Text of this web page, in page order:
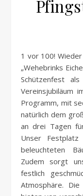
1 vor 100! Wieder 3 tolle Tage mit Partylaune unter
„Wehebrinks
Schützenfest
Vereinsjubiläum
Programm, mit
natürlich dem
an drei Tagen
Unser Festplatz
beleuchteten
Zudem sorgt
festlich
Atmosphäre. Die